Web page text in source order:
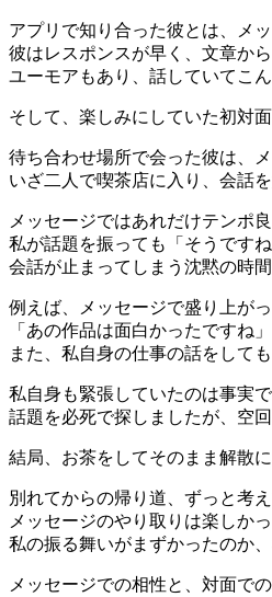
アプリで知り合った彼とは、メ
彼はレスポンスが早く、文章か
ユーモアもあり、話していてこ
そして、楽しみにしていた初対面
待ち合わせ場所で会った彼は、
いざ二人で喫茶店に入り、会話
メッセージではあれだけテンポ
私が話題を振っても「そうです
会話が止まってしまう沈黙の時
例えば、メッセージで盛り上が
「あの作品は面白かったですね
また、私自身の仕事の話をして
私自身も緊張していたのは事実
話題を必死で探しましたが、空
結局、お茶をしてそのまま解散に
別れてからの帰り道、ずっと考
メッセージのやり取りは楽しか
私の振る舞いがまずかったのか
メッセージでの相性と、対面で